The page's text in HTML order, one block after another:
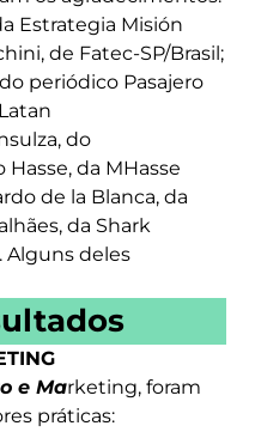
Estrategia Misión
de Fatec-SP/Brasil;
periódico Pasajero
do
da MHasse
de la Blanca, da
da Shark
Alguns deles
e Marketing, foram
práticas: